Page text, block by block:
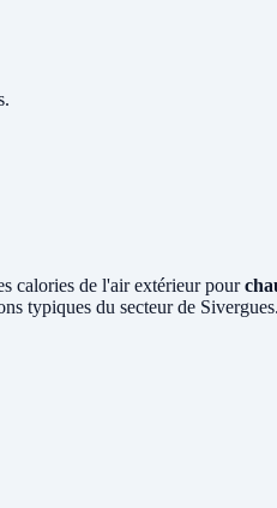
calories de l'air extérieur pour
typiques du secteur de Sivergues.